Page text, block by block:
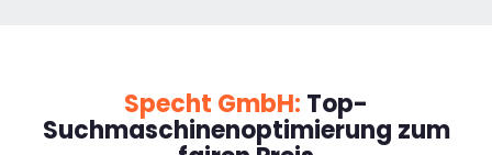
Specht GmbH: Top-
Suchmaschinenoptimierung zum